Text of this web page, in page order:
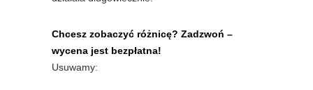
Chcesz zobaczyć różnicę? Zadzwoń –
wycena jest bezpłatna!
Usuwamy: